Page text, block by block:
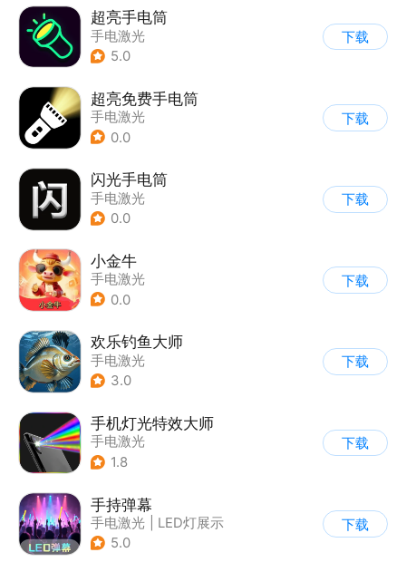
超亮手电筒
手电激光
5.0
下载
超亮免费手电筒
手电激光
0.0
下载
闪光手电筒
手电激光
0.0
下载
小金牛
手电激光
0.0
下载
欢乐钓鱼大师
手电激光
3.0
下载
手机灯光特效大师
手电激光
1.8
下载
手持弹幕
手电激光
LED灯展示
5.0
下载